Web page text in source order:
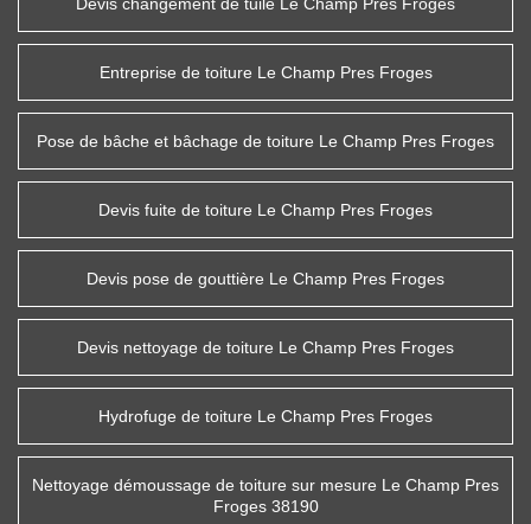
Entreprise de toiture Le Champ Pres Froges
Pose de bâche et bâchage de toiture Le Champ Pres Froges
Devis fuite de toiture Le Champ Pres Froges
Devis pose de gouttière Le Champ Pres Froges
Devis nettoyage de toiture Le Champ Pres Froges
Hydrofuge de toiture Le Champ Pres Froges
Nettoyage démoussage de toiture sur mesure Le Champ Pres
Froges 38190